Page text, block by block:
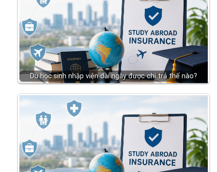
Du học sinh nhập viện dài ngày được chi trả thế nào?